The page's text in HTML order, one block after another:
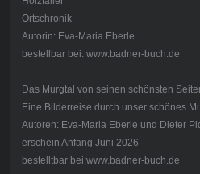
Ortschronik
Autorin: Eva-Maria Eberle
bestellbar bei: www.badner-buch.de
Das Murgtal von seinen schönsten
Eine Bilderreise durch unser schönes
Autoren: Eva-Maria Eberle und Dieter
erschein Anfang Juni 2026
bestelltbar bei:www.badner-buch.de